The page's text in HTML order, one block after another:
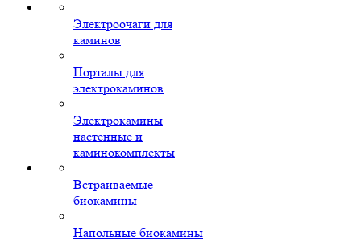
Электроочаги для
каминов
Порталы для
электрокаминов
Электрокамины
настенные и
каминокомплекты
Встраиваемые
биокамины
Напольные биокамины